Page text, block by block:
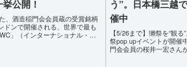
公開！
、酒造稲門会会員蔵の受賞銘柄
ドンで開催される、世界で最も
」（インターナショナル・ワ
う”。日本橋三越
催中
【5/26まで】獺祭を“観
祭pop upイベントが開催
門会会員の桜井一宏さん